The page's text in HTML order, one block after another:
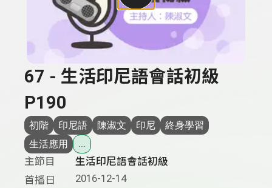
67 - 生活印尼語會話初級
P190
初階 印尼語 陳淑文 印尼
終身學習
生活應用
...
主節目
生活印尼語會話初級
首播日
2016-12-14